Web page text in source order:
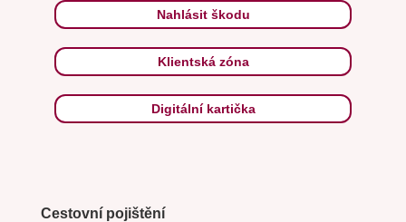
Nahlásit škodu
Klientská zóna
Digitální kartička
Cestovní pojištění